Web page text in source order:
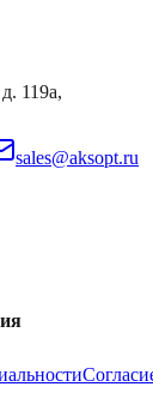
119а,
sales@aksopt.ru